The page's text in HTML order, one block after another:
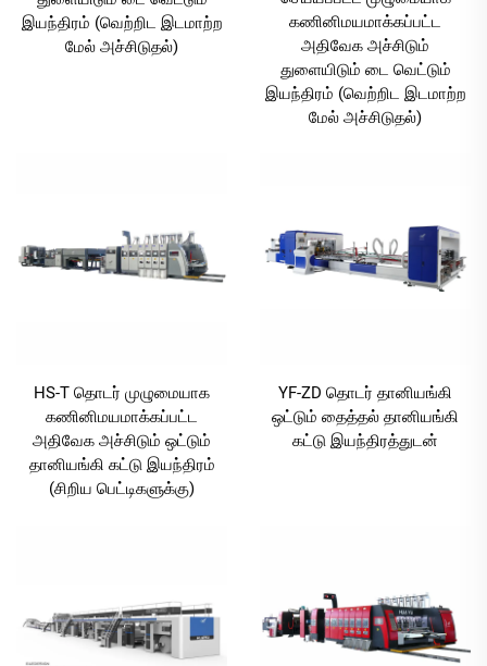
இயந்திரம் (வெற்றிட இடமாற்ற
மேல் அச்சிடுதல்)
கணினிமயமாக்கப்பட்ட
அதிவேக அச்சிடும்
துளையிடும் டை வெட்டும்
இயந்திரம் (வெற்றிட இடமாற்ற
மேல் அச்சிடுதல்)
HS-T தொடர் முழுமையாக
கணினிமயமாக்கப்பட்ட
அதிவேக அச்சிடும் ஒட்டும்
தானியங்கி கட்டு இயந்திரம்
(சிறிய பெட்டிகளுக்கு)
YF-ZD தொடர் தானியங்கி
ஒட்டும் தைத்தல் தானியங்கி
கட்டு இயந்திரத்துடன்